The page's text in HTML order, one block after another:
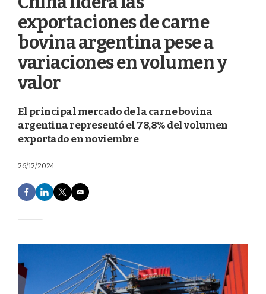
exportaciones de carne
bovina argentina pese a
variaciones en volumen y
valor
El principal mercado de la carne bovina
argentina representó el 78,8% del volumen
exportado en noviembre
26/12/2024
F
a
e
o
k
L
i
d
T
w
e
E
m